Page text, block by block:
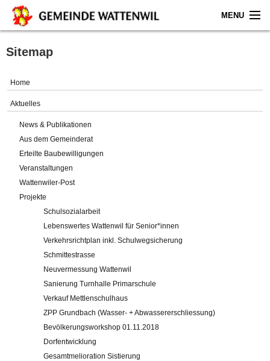
MENU
Home
Gemeinde
Verwaltung
Online-Service
Impressum
Sitemap
Home
Aktuelles
News & Publikationen
Aus dem Gemeinderat
Erteilte Baubewilligungen
Veranstaltungen
Wattenwiler-Post
Projekte
Schulsozialarbeit
Lebenswertes Wattenwil für Senior*innen
Verkehrsrichtplan inkl. Schulwegsicherung
Schmittestrasse
Neuvermessung Wattenwil
Sanierung Turnhalle Primarschule
Verkauf Mettlenschulhaus
ZPP Grundbach (Wasser- + Abwassererschliessung)
Bevölkerungsworkshop 01.11.2018
Dorfentwicklung
Gesamtmelioration Sistierung